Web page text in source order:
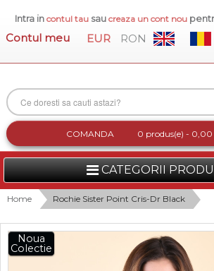
Intra in contul tausau creaza un cont nou
Contul meu EUR RON
COMANDA 0 produs(e) - 0,00
CATEGORII
FEMEI
BARBATI
INCALTAMINTE DAMA
Home Rochie Sister Point Cris-Dr Black
Noua
Colectie